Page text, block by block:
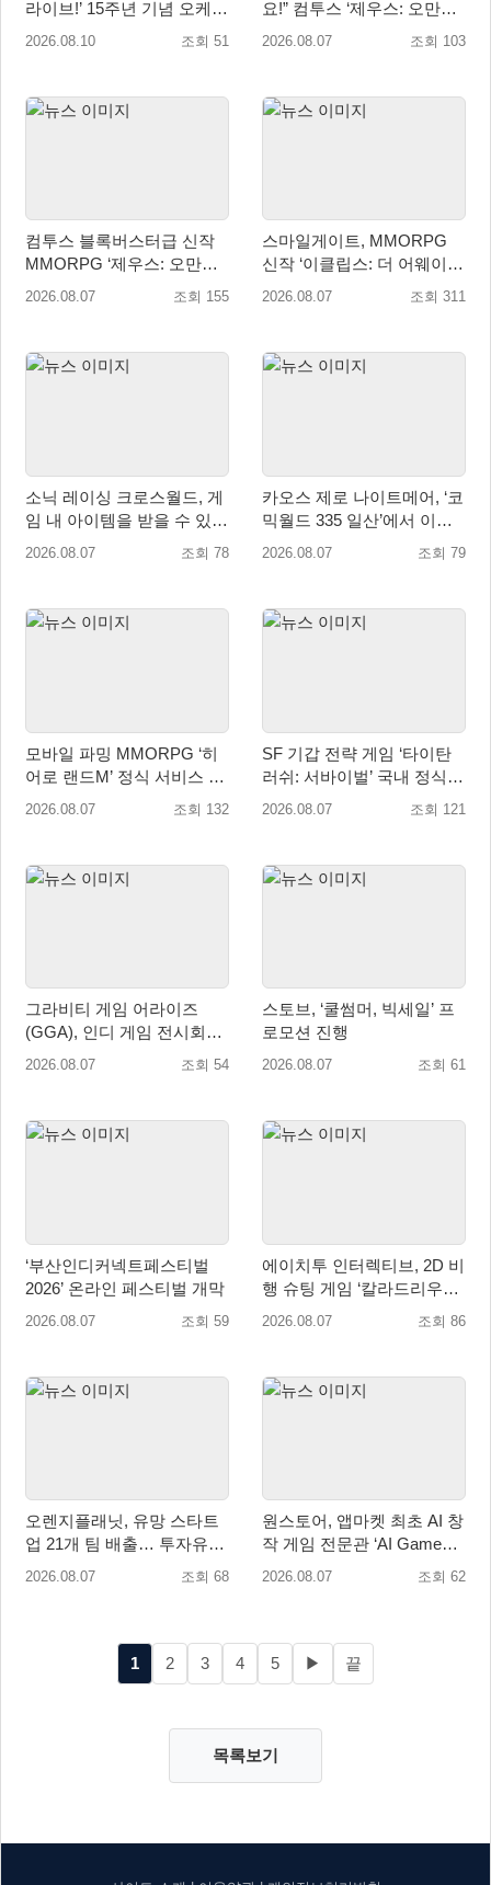
라이브!’ 15주년 기념 오케스
트라 콘서트 10월 5일 서울
2026.08.10 조회 51
요!” 컴투스 ‘제우스: 오만의
신’ 쇼케이스 찾은 배우 박지
2026.08.07 조회 103
컴투스 블록버스터급 신작
MMORPG ‘제우스: 오만의
신’, 8월 26일 출시!
2026.08.07 조회 155
스마일게이트, MMORPG
신작 ‘이클립스: 더 어웨이크
닝’ 9월 10일 론칭!
2026.08.07 조회 311
소닉 레이싱 크로스월드, 게
임 내 아이템을 받을 수 있는
‘레전드 대회 라운드 7’ 개최!
2026.08.07 조회 78
카오스 제로 나이트메어, ‘코
믹월드 335 일산’에서 이용
자 소통 예고
2026.08.07 조회 79
모바일 파밍 MMORPG ‘히
어로 랜드M’ 정식 서비스 돌
입
2026.08.07 조회 132
SF 기갑 전략 게임 ‘타이탄
러쉬: 서바이벌’ 국내 정식
출시
2026.08.07 조회 121
그라비티 게임 어라이즈
(GGA), 인디 게임 전시회
‘도쿄 게임 던전 13’ 참가!
2026.08.07 조회 54
스토브, ‘쿨썸머, 빅세일’ 프
로모션 진행
2026.08.07 조회 61
‘부산인디커넥트페스티벌
2026’ 온라인 페스티벌 개막
2026.08.07 조회 59
에이치투 인터렉티브, 2D 비
행 슈팅 게임 ‘칼라드리우스
2/다크 엘레멘트’ 올 겨울 전
2026.08.07 조회 86
오렌지플래닛, 유망 스타트
업 21개 팀 배출… 투자유치∙
매출성장 성과 눈길
2026.08.07 조회 68
원스토어, 앱마켓 최초 AI 창
작 게임 전문관 ‘AI Games’
오픈
2026.08.07 조회 62
1 2 3 4 5 ▶ 끝
목록보기